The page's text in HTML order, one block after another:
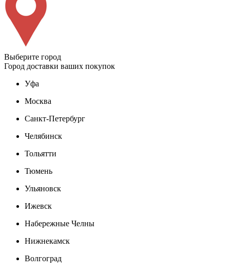
Выберите город
Город доставки ваших покупок
Уфа
Москва
Санкт-Петербург
Челябинск
Тольятти
Тюмень
Ульяновск
Ижевск
Набережные Челны
Нижнекамск
Волгоград